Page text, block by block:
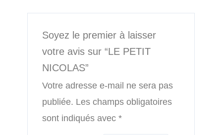
Soyez le premier à laisser
votre avis sur “LE PETIT
NICOLAS”
Votre adresse e-mail ne sera pas
publiée. Les champs obligatoires
sont indiqués avec*